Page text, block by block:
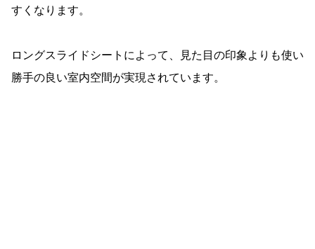
すくなります。
ロングスライドシートによって、見た目の印象よりも使い
勝手の良い室内空間が実現されています。